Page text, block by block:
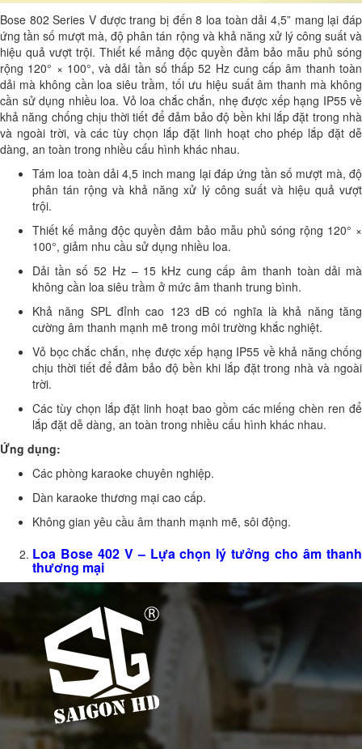
Bose 802 Series V được trang bị đến 8 loa toàn dải 4,5” mang lại đáp
ứng tần số mượt mà, độ phân tán rộng và khả năng xử lý công suất và
hiệu quả vượt trội. Thiết kế mảng độc quyền đảm bảo mẫu phủ sóng
rộng 120° × 100°, và dải tần số thấp 52 Hz cung cấp âm thanh toàn
dải mà không cần loa siêu trầm, tối ưu hiệu suất âm thanh mà không
cần sử dụng nhiều loa. Vỏ loa chắc chắn, nhẹ được xếp hạng IP55 về
khả năng chống chịu thời tiết để đảm bảo độ bền khi lắp đặt trong nhà
và ngoài trời, và các tùy chọn lắp đặt linh hoạt cho phép lắp đặt dễ
dàng, an toàn trong nhiều cấu hình khác nhau.
Tám loa toàn dải 4,5 inch mang lại đáp ứng tần số mượt mà, độ
phân tán rộng và khả năng xử lý công suất và hiệu quả vượt
trội.
Thiết kế mảng độc quyền đảm bảo mẫu phủ sóng rộng 120° ×
100°, giảm nhu cầu sử dụng nhiều loa.
Dải tần số 52 Hz – 15 kHz cung cấp âm thanh toàn dải mà
không cần loa siêu trầm ở mức âm thanh trung bình.
Khả năng SPL đỉnh cao 123 dB có nghĩa là khả năng tăng
cường âm thanh mạnh mẽ trong môi trường khắc nghiệt.
Vỏ bọc chắc chắn, nhẹ được xếp hạng IP55 về khả năng chống
chịu thời tiết để đảm bảo độ bền khi lắp đặt trong nhà và ngoài
trời.
Các tùy chọn lắp đặt linh hoạt bao gồm các miếng chèn ren để
lắp đặt dễ dàng, an toàn trong nhiều cấu hình khác nhau.
Ứng dụng:
Các phòng karaoke chuyên nghiệp.
Dàn karaoke thương mại cao cấp.
Không gian yêu cầu âm thanh mạnh mẽ, sôi động.
Loa Bose 402 V– Lựa chọn lý tưởng cho âm thanh
thương mại